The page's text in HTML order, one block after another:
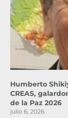
Humberto
CREAS,
de la Paz 2026
julio 6, 2026